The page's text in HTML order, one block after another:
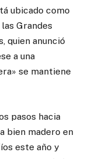
ubicado como
Grandes
quien anunció
a una
se mantiene
pasos hacia
bien madero en
este año y